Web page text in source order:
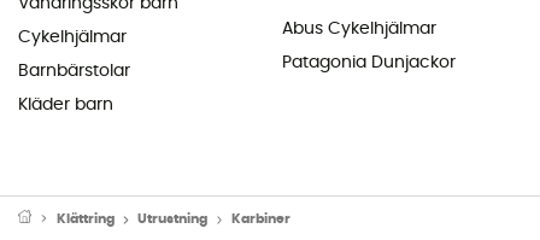
Vandringsskor barn
Cykelhjälmar
Barnbärstolar
Kläder barn
Abus Cykelhjälmar
Patagonia Dunjackor
Klättring Utrustning Karbiner